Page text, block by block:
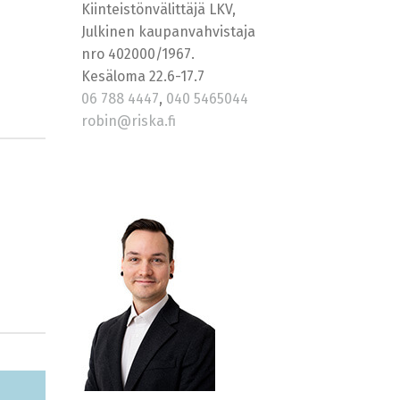
Kiinteistönvälittäjä LKV,
Julkinen kaupanvahvistaja
nro 402000/1967.
Kesäloma 22.6-17.7
06 788 4447, 040 5465044
robin@riska.fi